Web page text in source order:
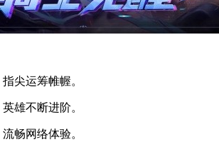
尖运筹帷幄。
雄不断进阶。
畅网络体验。